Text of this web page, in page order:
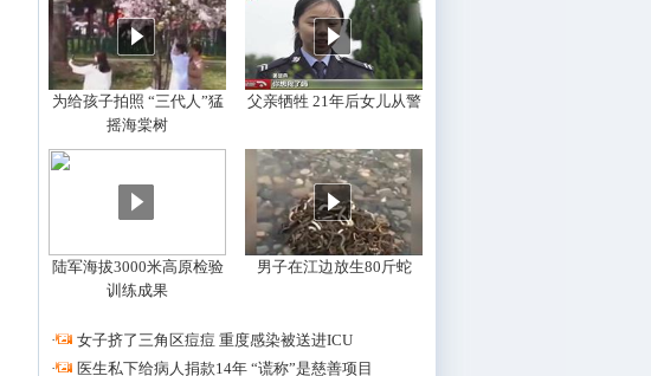
为给孩子拍照 “三代人”猛
摇海棠树
父亲牺牲 21年后女儿从警
陆军海拔3000米高原检验
训练成果
男子在江边放生80斤蛇
·
女子挤了三角区痘痘 重度感染被送进ICU
·
医生私下给病人捐款14年 “谎称”是慈善项目